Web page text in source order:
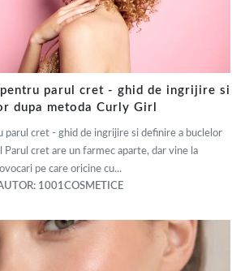
parul cret - ghid de ingrijire si
dupa metoda Curly Girl
parul cret - ghid de ingrijire si definire a buclelor
cret are un farmec aparte, dar vine la
pe care oricine cu...
1001COSMETICE